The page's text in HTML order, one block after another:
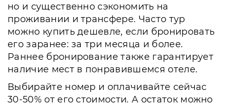
но и существенно сэкономить на
проживании и трансфере. Часто тур
можно купить дешевле, если бронировать
его заранее: за три месяца и более.
Раннее бронирование также гарантирует
наличие мест в понравившемся отеле.
Выбирайте номер и оплачивайте сейчас
30-50% от его стоимости. А остаток можно